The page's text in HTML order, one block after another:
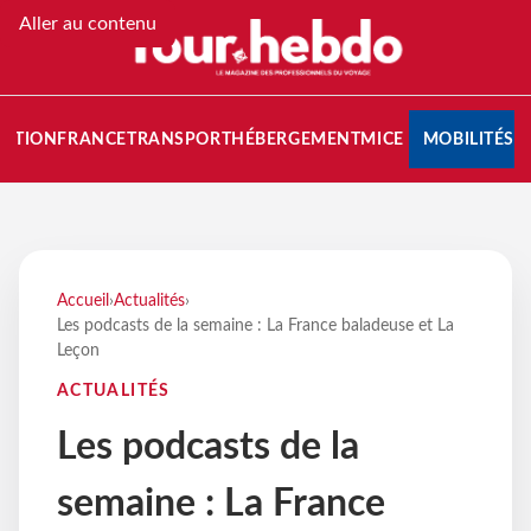
Aller au contenu
FRANCETRANSPORT HÉBERGEMENTMICE MOBILITÉS
Accueil ›Actualités›
Les podcasts de la semaine : La France baladeuse et La
Leçon
ACTUALITÉS
Les podcasts de la
semaine : La France